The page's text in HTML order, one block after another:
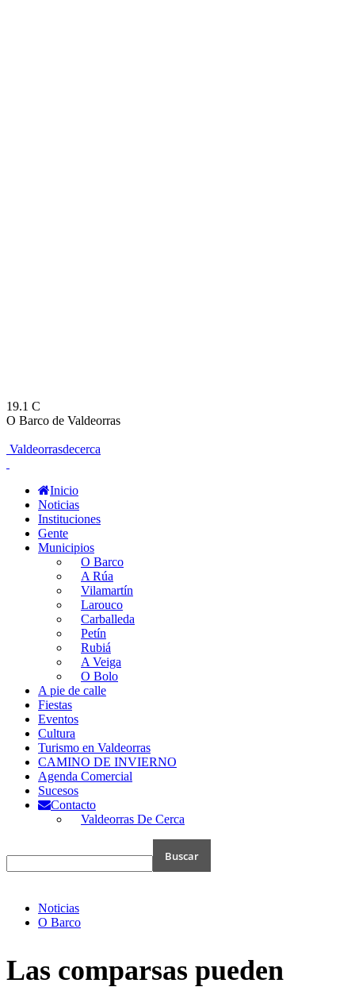
19.1 C
O Barco de Valdeorras
Valdeorrasdecerca
Inicio
Noticias
Instituciones
Gente
Municipios
O Barco
A Rúa
Vilamartín
Larouco
Carballeda
Petín
Rubiá
A Veiga
O Bolo
A pie de calle
Fiestas
Eventos
Cultura
Turismo en Valdeorras
CAMINO DE INVIERNO
Agenda Comercial
Sucesos
Contacto
Valdeorras De Cerca
Noticias
O Barco
Las comparsas pueden